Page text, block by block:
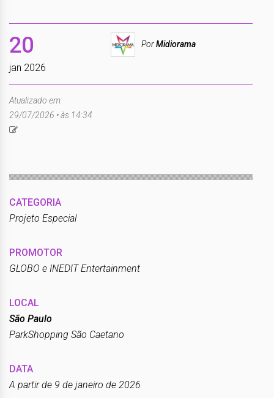
20
jan 2026
PorMidiorama
Atualizado em:
29/07/2026 • às 14:34
CATEGORIA
Projeto Especial
PROMOTOR
GLOBO e INEDIT Entertainment
LOCAL
São Paulo
ParkShopping São Caetano
DATA
A partir de 9 de janeiro de 2026